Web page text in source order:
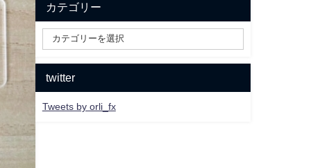
カテゴリー
twitter
Tweets by orli_fx